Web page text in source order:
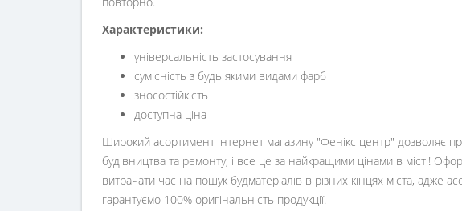
Характеристики:
універсальність застосування
сумісність з будь якими видами фарб
зносостійкість
доступна ціна
Широкий асортимент інтернет магазину "Фенікс центр" дозволяє
будівництва та ремонту, і все це за найкращими цінами в місті!
витрачати час на пошук будматеріалів в різних кінцях міста,
гарантуємо 100% оригінальність продукції.